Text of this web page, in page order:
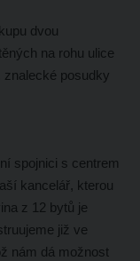
dvou
na rohu ulice
posudky
spojnici s centrem
kancelář, kterou
z 12 bytů je
již ve
nám dá možnost